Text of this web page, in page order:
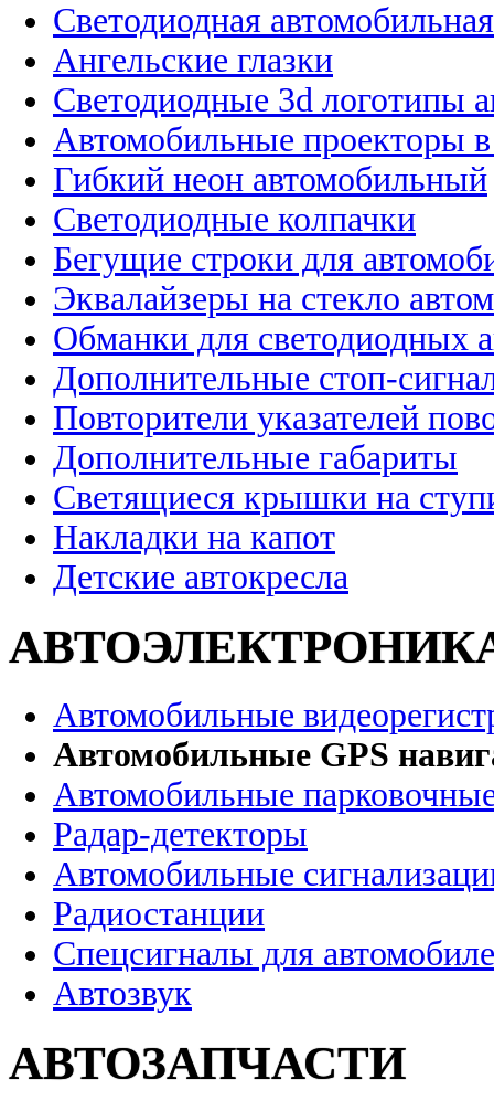
Светодиодная
Ангельские глазки
Светодиодные 3d логотипы
Автомобильные проекторы
Гибкий неон автомобильный
Светодиодные колпачки
Бегущие строки для
Эквалайзеры на стекло
Обманки для светодиодных
Дополнительные стоп-
Повторители указателей
Дополнительные габариты
Светящиеся крышки на
Накладки на капот
Детские автокресла
Автомобильные
Автомобильные GPS
Автомобильные
Радар-детекторы
Автомобильные
Радиостанции
Спецсигналы для
Автозвук
АВТОЗАПЧАСТИ